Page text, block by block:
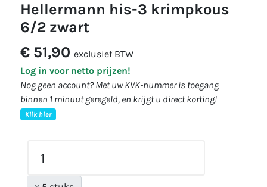
hellermann his-3 krimpkous
6/2 zwart
€ 51,90 exclusief BTW
Log in voor netto prijzen!
Nog geen account? Met uw KVK-nummer is toegang
binnen 1 minuut geregeld, en krijgt u direct korting!
Klik hier